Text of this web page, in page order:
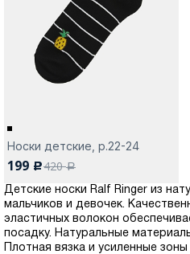
Носки детские, р.22-24
199 c420a
Детские носки Ralf Ringer из
мальчиков и девочек.
эластичных волокон
посадку. Натуральные
Плотная вязка и усиленные